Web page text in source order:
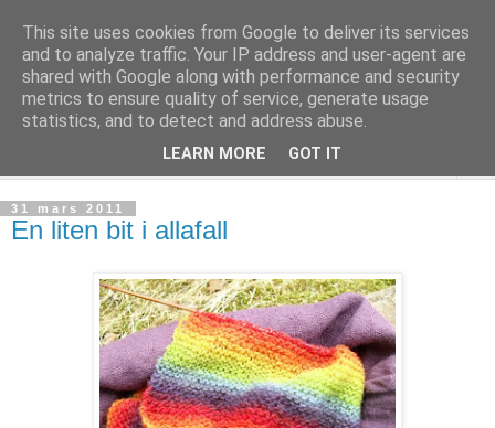
mönsterlöst
virkning och stickning maskor och varv, mönsterlöst
31 mars 2011
En liten bit i allafall
This site uses cookies from Google to deliver its services
and to analyze traffic. Your IP address and user-agent are
shared with Google along with performance and security
metrics to ensure quality of service, generate usage
statistics, and to detect and address abuse.
LEARN MORE GOT IT